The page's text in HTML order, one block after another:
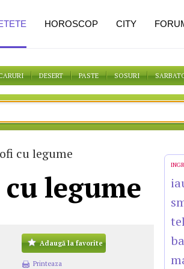
DESERT PASTE SOSURI
cu legume
legume
Adaugă la favorite
Printeaza
HOROSCOP CITY